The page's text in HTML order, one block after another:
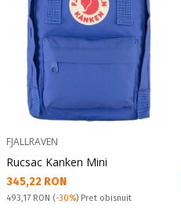
FJALLRAVEN
Rucsac Kanken Mini
Текуща цена:
345,22 RON
Pret obisnuit:
493,17 RON (-30%) Pret obisnuit